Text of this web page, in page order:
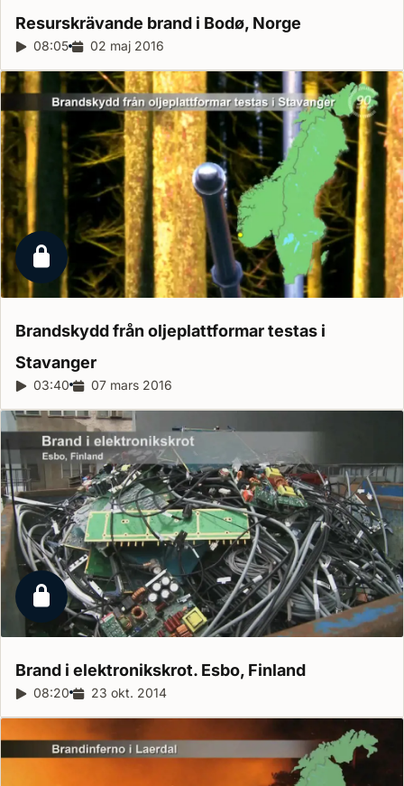
Resurskrävande brand i Bodø, Norge
Reportagelängd:
08:05 Releasedatum:
02 maj 2016
Låst reportage
Brandskydd från oljeplattformar testas i
Stavanger
Reportagelängd:
03:40 Releasedatum:
07 mars 2016
Låst reportage
Brand i elektronikskrot. Esbo, Finland
Reportagelängd:
08:20 Releasedatum:
23 okt. 2014